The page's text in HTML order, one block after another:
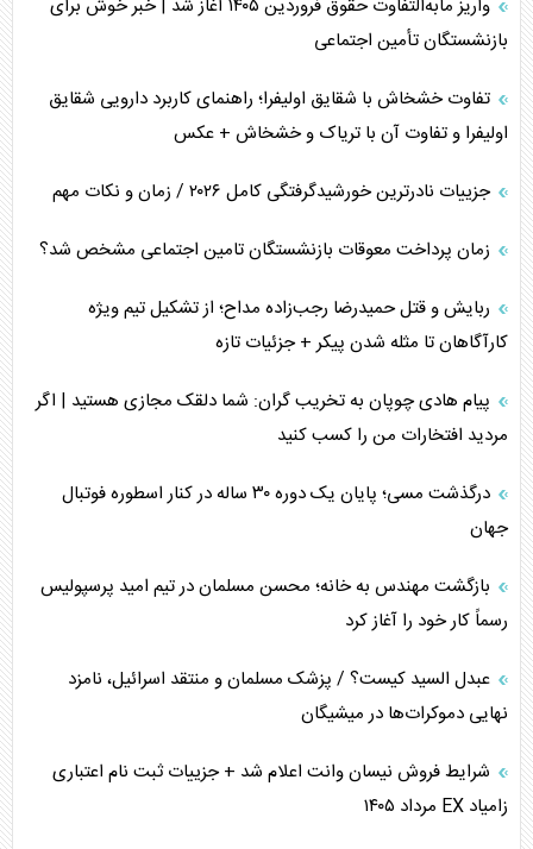
مصالحه نافرجام سعودی – اماراتی
محدودیت صادرات نفت عربستان
تحلیل جامع پدیده تراستی‌ها
تأثیر جنگ ایران و آمریکا بر اقتصاد جهانی
تخریب پل‌ها در اوکراین و فروپاشی روایت دوگانه غرب
اربعین، کابوس مشترک تل‌آویو-واشنگتن
واریز مابه‌التفاوت حقوق فروردین ۱۴۰۵ آغاز شد | خبر خوش برای
بازنشستگان تأمین اجتماعی
تفاوت خشخاش با شقایق اولیفرا؛ راهنمای کاربرد دارویی شقایق
اولیفرا و تفاوت آن با تریاک و خشخاش + عکس
جزییات نادرترین خورشیدگرفتگی کامل ۲۰۲۶ / زمان و نکات مهم
زمان پرداخت معوقات بازنشستگان تامین اجتماعی مشخص شد؟
ربایش و قتل حمیدرضا رجب‌زاده مداح؛ از تشکیل تیم ویژه
کارآگاهان تا مثله شدن پیکر + جزئیات تازه
پیام هادی چوپان به تخریب گران: شما دلقک مجازی هستید | اگر
مردید افتخارات من را کسب کنید
درگذشت مسی؛ پایان یک دوره ۳۰ ساله در کنار اسطوره فوتبال
جهان
بازگشت مهندس به خانه؛ محسن مسلمان در تیم امید پرسپولیس
رسماً کار خود را آغاز کرد
عبدل السید کیست؟ / پزشک مسلمان و منتقد اسرائیل، نامزد
نهایی دموکرات‌ها در میشیگان
شرایط فروش نیسان وانت اعلام شد + جزییات ثبت نام اعتباری
زامیاد EX مرداد ۱۴۰۵